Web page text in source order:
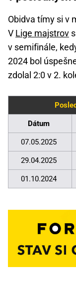
Obidva tímy si v
V Lige majstrov
v semifinále,
2024 bol
zdolal 2:0 v 2.
Dátum
07.05.2025
29.04.2025
01.10.2024